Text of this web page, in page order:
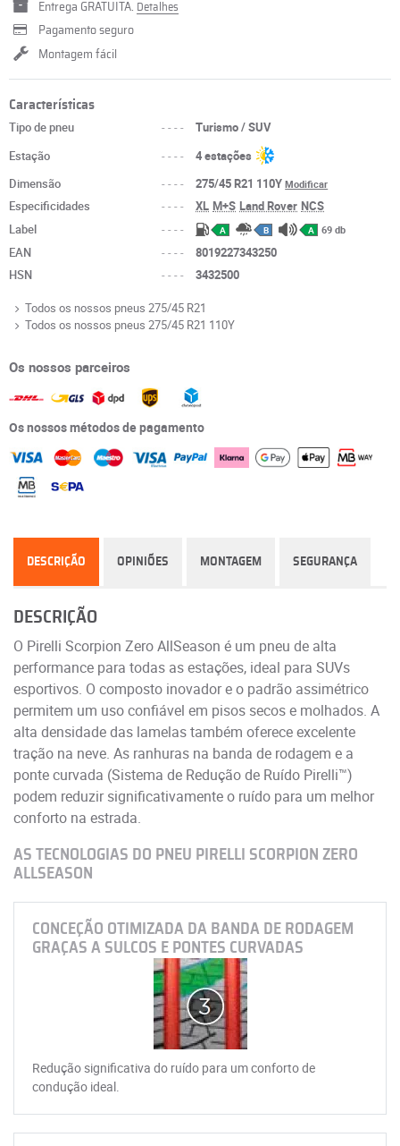
Entrega GRATUITA. Detalhes
Pagamento seguro
Montagem fácil
Características
Tipo de pneu ----
Turismo / SUV
Estação
----
4 estações
Dimensão
---- 275/45 R21 110YModificar
Especificidades ---- XL M+S Land Rover NCS
Label
---- A B A 69 db
EAN ----
8019227343250
HSN
---- 3432500
Todos os nossos pneus 275/45 R21
Todos os nossos pneus 275/45 R21 110Y
Os nossos parceiros
Os nossos métodos de pagamento
DESCRIÇÃO OPINIÕES MONTAGEM SEGURANÇA
DESCRIÇÃO
O Pirelli Scorpion Zero AllSeason é um pneu de alta
performance para todas as estações, ideal para SUVs
esportivos. O composto inovador e o padrão assimétrico
permitem um uso confiável em pisos secos e molhados. A
alta densidade das lamelas também oferece excelente
tração na neve. As ranhuras na banda de rodagem e a
ponte curvada (Sistema de Redução de Ruído Pirelli™)
podem reduzir significativamente o ruído para um melhor
conforto na estrada.
AS TECNOLOGIAS DO PNEU PIRELLI SCORPION ZERO
ALLSEASON
CONCEÇÃO OTIMIZADA DA BANDA DE RODAGEM
GRAÇAS A SULCOS E PONTES CURVADAS
Redução significativa do ruído para um conforto de
condução ideal.